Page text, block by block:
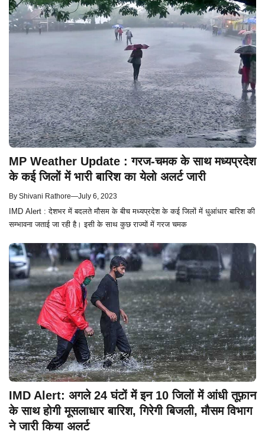
MP Weather Update : गरज-चमक के साथ मध्यप्रदेश
के कई जिलों में भारी बारिश का येलो अलर्ट जारी
By Shivani Rathore—July 6, 2023
IMD Alert : देशभर में बदलते मौसम के बीच मध्यप्रदेश के कई जिलों में धुआंधार बारिश की
सम्भावना जताई जा रही है। इसी के साथ कुछ राज्यों में गरज चमक
IMD Alert: अगले 24 घंटों में इन 10 जिलों में आंधी तूफ़ान
के साथ होगी मूसलाधार बारिश, गिरेगी बिजली, मौसम विभाग
ने जारी किया अलर्ट